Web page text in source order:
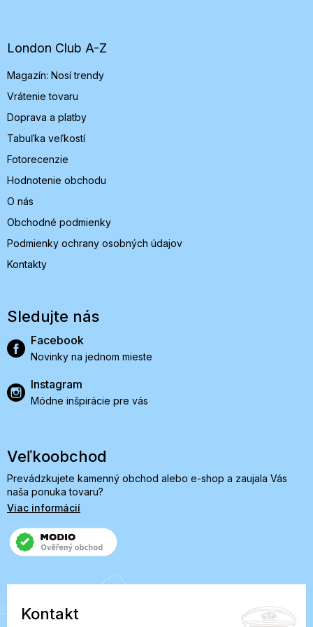
e
London Club A-Z
Magazín: Nosí trendy
Vrátenie tovaru
Doprava a platby
Tabuľka veľkostí
Fotorecenzie
Hodnotenie obchodu
O nás
Obchodné podmienky
Podmienky ochrany osobných údajov
Kontakty
Sledujte nás
Facebook
Novinky na jednom mieste
Instagram
Módne inšpirácie pre vás
Veľkoobchod
Prevádzkujete kamenný obchod alebo e-shop a zaujala Vás
naša ponuka tovaru?
Viac informácií
Kontakt